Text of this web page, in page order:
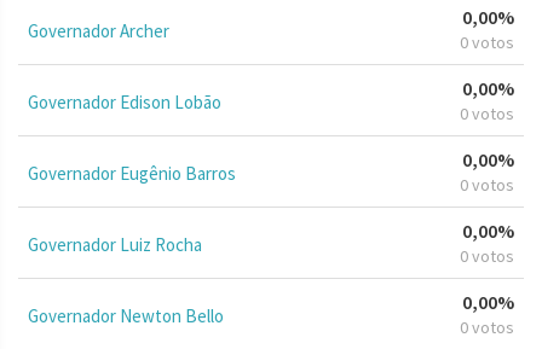
Governador Archer
0,00%
0 votos
Governador Edison Lobão
0,00%
0 votos
Governador Eugênio Barros
0,00%
0 votos
Governador Luiz Rocha
0,00%
0 votos
Governador Newton Bello
0,00%
0 votos